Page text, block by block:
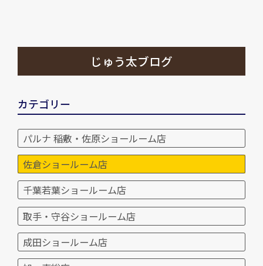
じゅう太ブログ
カテゴリー
パルナ 稲敷・佐原ショールーム店
佐倉ショールーム店
千葉若葉ショールーム店
取手・守谷ショールーム店
成田ショールーム店